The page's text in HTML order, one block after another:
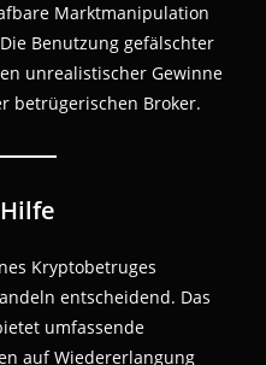
Marktmanipulation
Benutzung gefälschter
unrealistischer Gewinne
betrügerischen Broker.
Kryptobetruges
entscheidend. Das
umfassende
auf Wiedererlangung